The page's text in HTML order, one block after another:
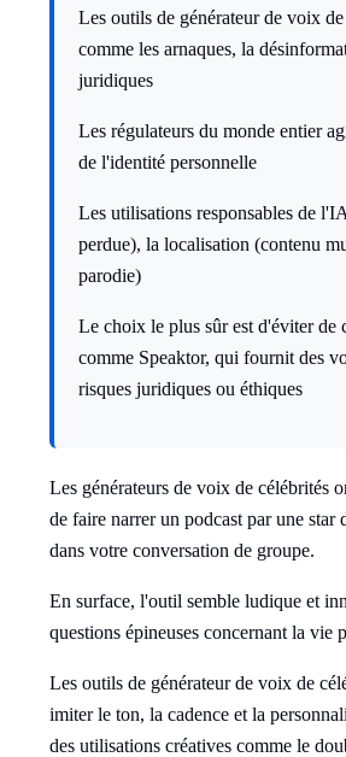
Les outils de générateur de voix
comme les arnaques, la
juridiques
Les régulateurs du monde entier
de l'identité personnelle
Les utilisations responsables de
perdue), la localisation (contenu
parodie)
Le choix le plus sûr est d'éviter de
comme Speaktor, qui fournit des
risques juridiques ou éthiques
Les générateurs de voix de célébrités
de faire narrer un podcast par une
dans votre conversation de groupe.
En surface, l'outil semble ludique et
questions épineuses concernant la vie
Les outils de générateur de voix de
imiter le ton, la cadence et la
des utilisations créatives comme le